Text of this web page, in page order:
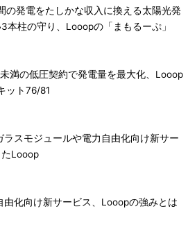
の発電をたしかな収入に換える太陽光発
本柱の守り、Looopの「まもるーぷ」
満の低圧契約で発電量を最大化、Looop
ット76/81
ラスモジュールや電力自由化向け新サー
Looop
由化向け新サービス、Looopの強みとは